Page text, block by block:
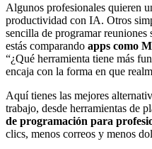
Algunos profesionales quieren
productividad con IA. Otros
sencilla de programar
estás comparando apps como
“¿Qué herramienta tiene más
encaja con la forma en que
Aquí tienes las mejores
trabajo, desde herramientas de
de programación para
clics, menos correos y menos